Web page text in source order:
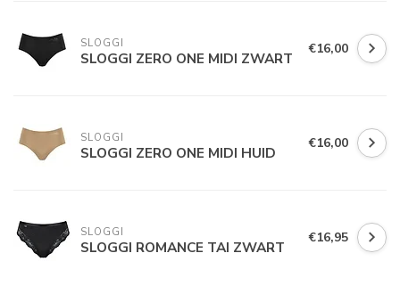
SLOGGI
SLOGGI ZERO ONE MIDI ZWART €16,00
SLOGGI
SLOGGI ZERO ONE MIDI HUID €16,00
SLOGGI
SLOGGI ROMANCE TAI ZWART €16,95